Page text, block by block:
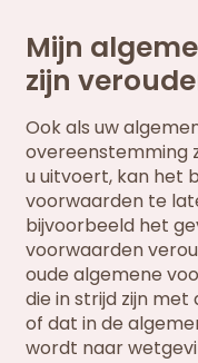
Mijn
zijn
Ook als uw
overeenstemming
u uitvoert, kan het
voorwaarden te
bijvoorbeeld het
voorwaarden
oude algemene
die in strijd zijn
of dat in de
wordt naar